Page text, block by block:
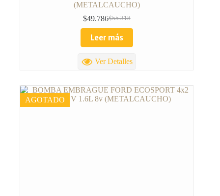
(METALCAUCHO)
$55.318
$49.786
Leer más
Ver Detalles
AGOTADO